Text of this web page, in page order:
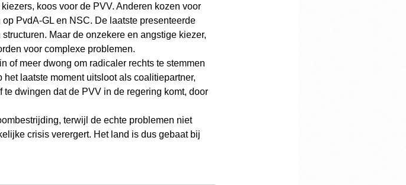
koos voor de PVV. Anderen kozen voor
PvdA-GL en NSC. De laatste presenteerde
Maar de onzekere en angstige kiezer,
voor complexe problemen.
of meer dwong om radicaler rechts te stemmen
laatste moment uitsloot als coalitiepartner,
dwingen dat de PVV in de regering komt, door
terwijl de echte problemen niet
crisis verergert. Het land is dus gebaat bij